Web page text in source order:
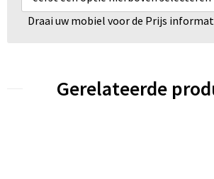
Draai uw mobiel voor de Prijs
Gerelateerde